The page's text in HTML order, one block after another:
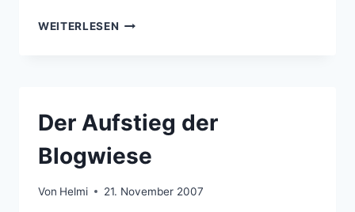
WEITERLESEN BILDER
Der Aufstieg der
Blogwiese
Von Helmi 21. November 2007